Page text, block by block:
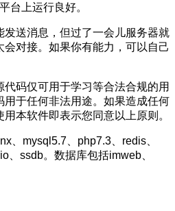
台上运行良好。
发送消息，但过了一会儿服务器就
会对接。如果你有能力，可以自己
码仅可用于学习等合法合规的用
于任何非法用途。如果造成任何
本软件即表示您同意以上原则。
、mysql5.7、php7.3、redis、
、ssdb。数据库包括imweb、